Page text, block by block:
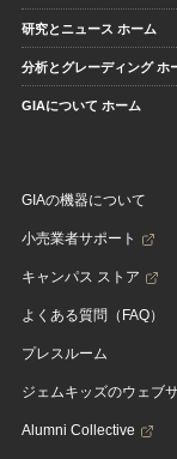
研究とニュース ホーム
分析とグレーディング ホ
GIAについて ホーム
GIAの機器について
小売業者サポート
キャンパス ストア
よくある質問（FAQ）
プレスルーム
ジェムキッズのウェブ
Alumni Collective